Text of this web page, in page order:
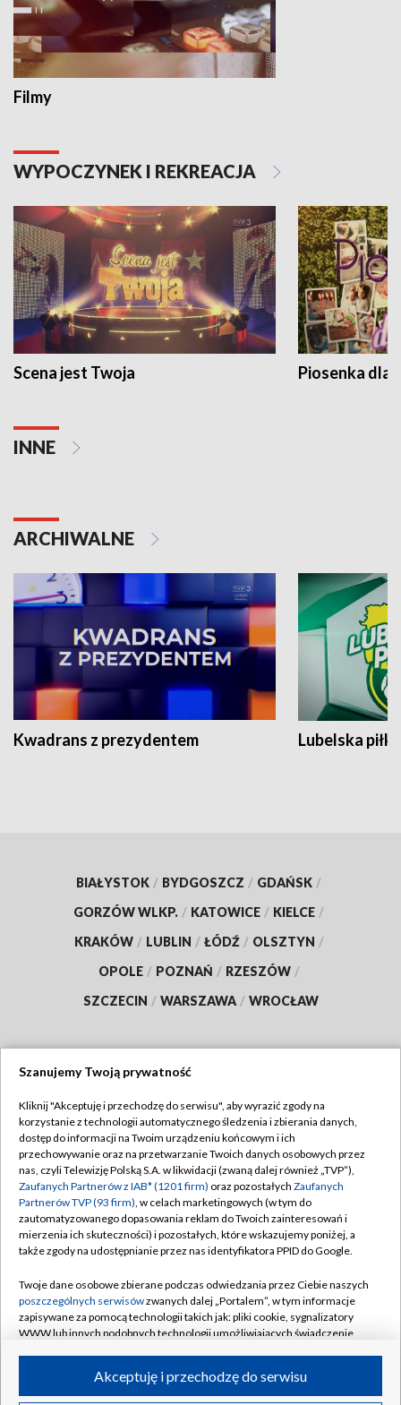
Filmy
WYPOCZYNEK I REKREACJA
Scena jest Twoja Piosenka dla
INNE
ARCHIWALNE
Kwadrans z prezydentem Lubelska piłka
BIAŁYSTOK / BYDGOSZCZ / GDAŃSK /
GORZÓW WLKP. / KATOWICE / KIELCE /
KRAKÓW / LUBLIN / ŁÓDŹ / OLSZTYN /
OPOLE / POZNAŃ / RZESZÓW /
SZCZECIN / WARSZAWA / WROCŁAW
TVP
Abonament TVP
Emisja w TVP
Centrum informacji TVP
Naziemna Telewizja Cyfrowa
Rada Programowa
System NOS
Informacje o nadawcy
Program dla prasy
Regulamin TVP
Polityka prywatności
Moje zgody
Pomoc
Kontakt
Kanały
Szanujemy Twoją prywatność
Kliknij "Akceptuję i przechodzę do serwisu", aby wyrazić zgody na
korzystanie z technologii automatycznego śledzenia i zbierania danych,
dostęp do informacji na Twoim urządzeniu końcowym i ich
przechowywanie oraz na przetwarzanie Twoich danych osobowych przez
nas, czyli Telewizję Polską S.A. w likwidacji (zwaną dalej również „TVP”),
Zaufanych Partnerów z IAB* (1201 firm) oraz pozostałych Zaufanych
Partnerów TVP (93 firm), w celach marketingowych (w tym do
zautomatyzowanego dopasowania reklam do Twoich zainteresowań i
mierzenia ich skuteczności) i pozostałych, które wskazujemy poniżej, a
także zgody na udostępnianie przez nas identyfikatora PPID do Google.
Twoje dane osobowe zbierane podczas odwiedzania przez Ciebie naszych
poszczególnych serwisówzwanych dalej „Portalem”, w tym informacje
zapisywane za pomocą technologii takich jak: pliki cookie, sygnalizatory
WWW lub innych podobnych technologii umożliwiających świadczenie
ruchu w Internecie.Akceptuję i przechodzę do serwisu